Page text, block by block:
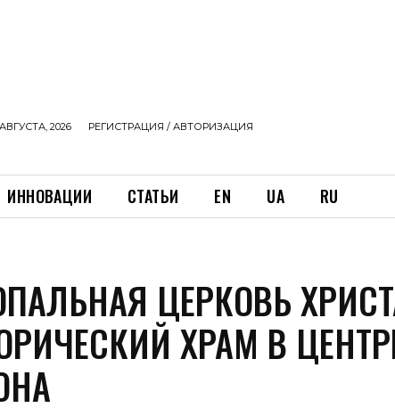
2026 РЕГИСТРАЦИЯ / АВТОРИЗАЦИЯ
ИННОВАЦИИ СТАТЬИ EN UA RU
ЦЕРКОВЬ
ХРАМ В